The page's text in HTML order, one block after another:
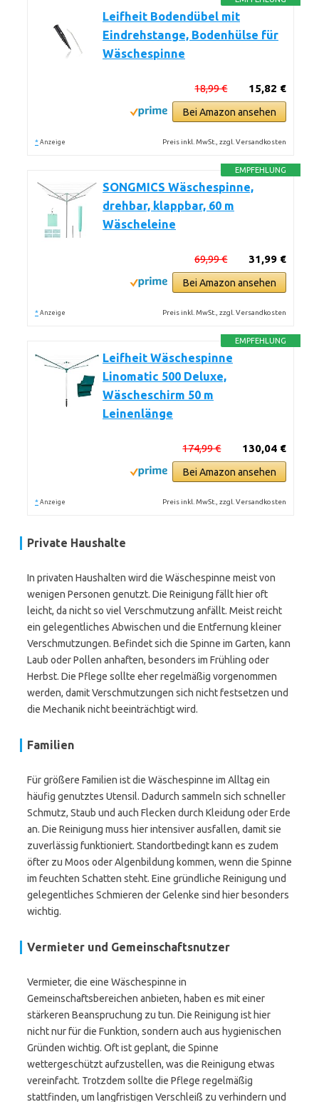
Leifheit Bodendübel mit
Eindrehstange, Bodenhülse für
Wäschespinne
15,82 €
18,99 €
Bei Amazon ansehen
* Anzeige Preis inkl. MwSt., zzgl. Versandkosten
EMPFEHLUNG
SONGMICS Wäschespinne,
drehbar, klappbar, 60 m
Wäscheleine
31,99 €
69,99 €
Bei Amazon ansehen
* Anzeige Preis inkl. MwSt., zzgl. Versandkosten
EMPFEHLUNG
Leifheit Wäschespinne
Linomatic 500 Deluxe,
Wäscheschirm 50 m
Leinenlänge
130,04 €
174,99 €
Bei Amazon ansehen
* Anzeige Preis inkl. MwSt., zzgl. Versandkosten
Private Haushalte
In privaten Haushalten wird die Wäschespinne meist von
wenigen Personen genutzt. Die Reinigung fällt hier oft
leicht, da nicht so viel Verschmutzung anfällt. Meist reicht
ein gelegentliches Abwischen und die Entfernung kleiner
Verschmutzungen. Befindet sich die Spinne im Garten, kann
Laub oder Pollen anhaften, besonders im Frühling oder
Herbst. Die Pflege sollte eher regelmäßig vorgenommen
werden, damit Verschmutzungen sich nicht festsetzen und
die Mechanik nicht beeinträchtigt wird.
Familien
Für größere Familien ist die Wäschespinne im Alltag ein
häufig genutztes Utensil. Dadurch sammeln sich schneller
Schmutz, Staub und auch Flecken durch Kleidung oder Erde
an. Die Reinigung muss hier intensiver ausfallen, damit sie
zuverlässig funktioniert. Standortbedingt kann es zudem
öfter zu Moos oder Algenbildung kommen, wenn die Spinne
im feuchten Schatten steht. Eine gründliche Reinigung und
gelegentliches Schmieren der Gelenke sind hier besonders
wichtig.
Vermieter und Gemeinschaftsnutzer
Vermieter, die eine Wäschespinne in
Gemeinschaftsbereichen anbieten, haben es mit einer
stärkeren Beanspruchung zu tun. Die Reinigung ist hier
nicht nur für die Funktion, sondern auch aus hygienischen
Gründen wichtig. Oft ist geplant, die Spinne
wettergeschützt aufzustellen, was die Reinigung etwas
vereinfacht. Trotzdem sollte die Pflege regelmäßig
stattfinden, um langfristigen Verschleiß zu verhindern und